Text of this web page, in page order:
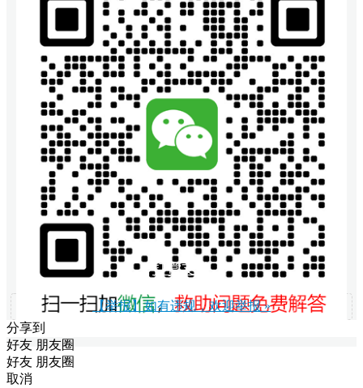
打赏支持
【举报】如有违规，欢迎举报 »
分享到
好友 朋友圈
好友 朋友圈
取消